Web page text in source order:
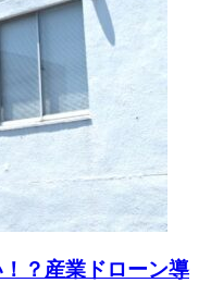
？産業ドローン導